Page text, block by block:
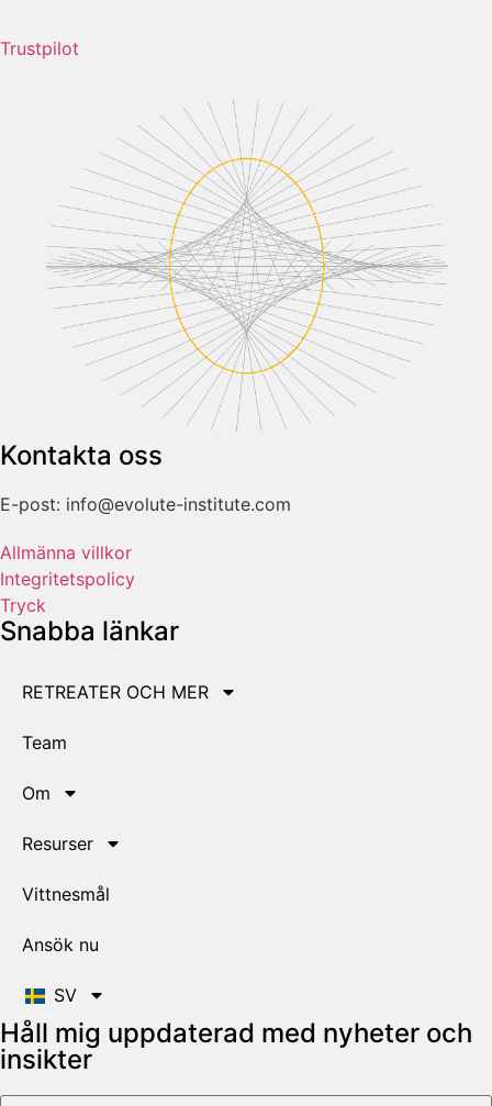
Trustpilot
Kontakta oss
E-post: info@evolute-institute.com
Allmänna villkor
Integritetspolicy
Tryck
Snabba länkar
RETREATER OCH MER
Team
Om
Resurser
Vittnesmål
Ansök nu
SV
Håll mig uppdaterad med nyheter och
insikter